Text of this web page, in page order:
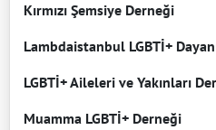
Kırmızı Şemsiye Derneği
Lambdaistanbul LGBTİ+
LGBTİ+ Aileleri ve Yakınları
Muamma LGBTİ+ Derneği